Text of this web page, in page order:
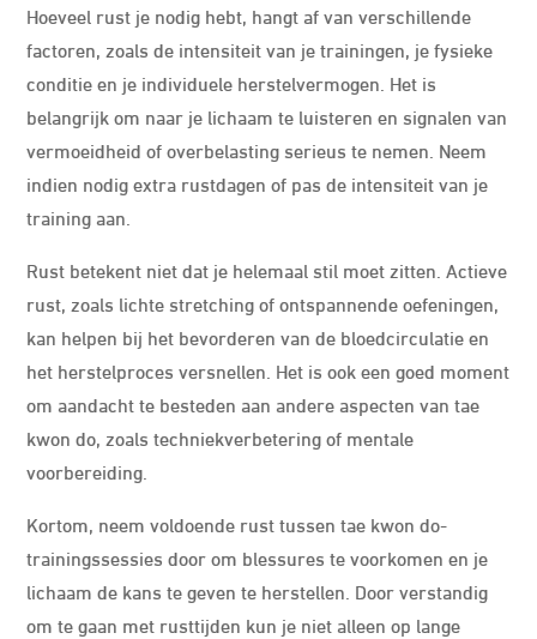
Hoeveel rust je nodig hebt, hangt af van verschillende
factoren, zoals de intensiteit van je trainingen, je fysieke
conditie en je individuele herstelvermogen. Het is
belangrijk om naar je lichaam te luisteren en signalen van
vermoeidheid of overbelasting serieus te nemen. Neem
indien nodig extra rustdagen of pas de intensiteit van je
training aan.
Rust betekent niet dat je helemaal stil moet zitten. Actieve
rust, zoals lichte stretching of ontspannende oefeningen,
kan helpen bij het bevorderen van de bloedcirculatie en
het herstelproces versnellen. Het is ook een goed moment
om aandacht te besteden aan andere aspecten van tae
kwon do, zoals techniekverbetering of mentale
voorbereiding.
Kortom, neem voldoende rust tussen tae kwon do-
trainingssessies door om blessures te voorkomen en je
lichaam de kans te geven te herstellen. Door verstandig
om te gaan met rusttijden kun je niet alleen op lange